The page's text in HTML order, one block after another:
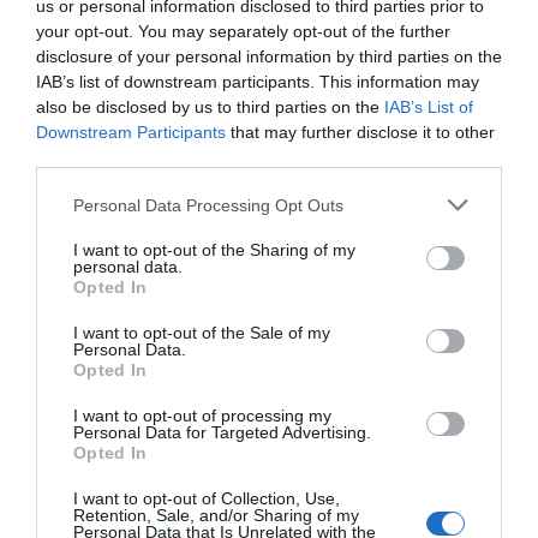
us or personal information disclosed to third parties prior to
your opt-out. You may separately opt-out of the further
disclosure of your personal information by third parties on the
IAB’s list of downstream participants. This information may
also be disclosed by us to third parties on the IAB’s List of
Downstream Participants that may further disclose it to other
Personal Data Processing Opt Outs
I want to opt-out of the Sharing of my
personal data.
Opted In
I want to opt-out of the Sale of my
Personal Data.
Opted In
I want to opt-out of processing my
Personal Data for Targeted Advertising.
Opted In
I want to opt-out of Collection, Use,
Retention, Sale, and/or Sharing of my
Personal Data that Is Unrelated with the
El generador de caída de voltaje crea fallas aisladas
al reducir el voltaje en dos o tres fases, registrando
las variables eléctricas durante la caída para medir
el intercambio de energía. Las mediciones de campo,
los estudios previos a las pruebas y las evaluaciones
de red.
CALIDAD DE SUMINISTRO DE
ENERGÍA
Realizamos mediciones de la calidad de la energía
en redes eléctricas siguiendo las normas IEC 61000-
indicadores de las redes eléctricas, como:
Fluctuaciones de tensión,
Armónicos, interarmónicos y componentes de alta
frecuencia